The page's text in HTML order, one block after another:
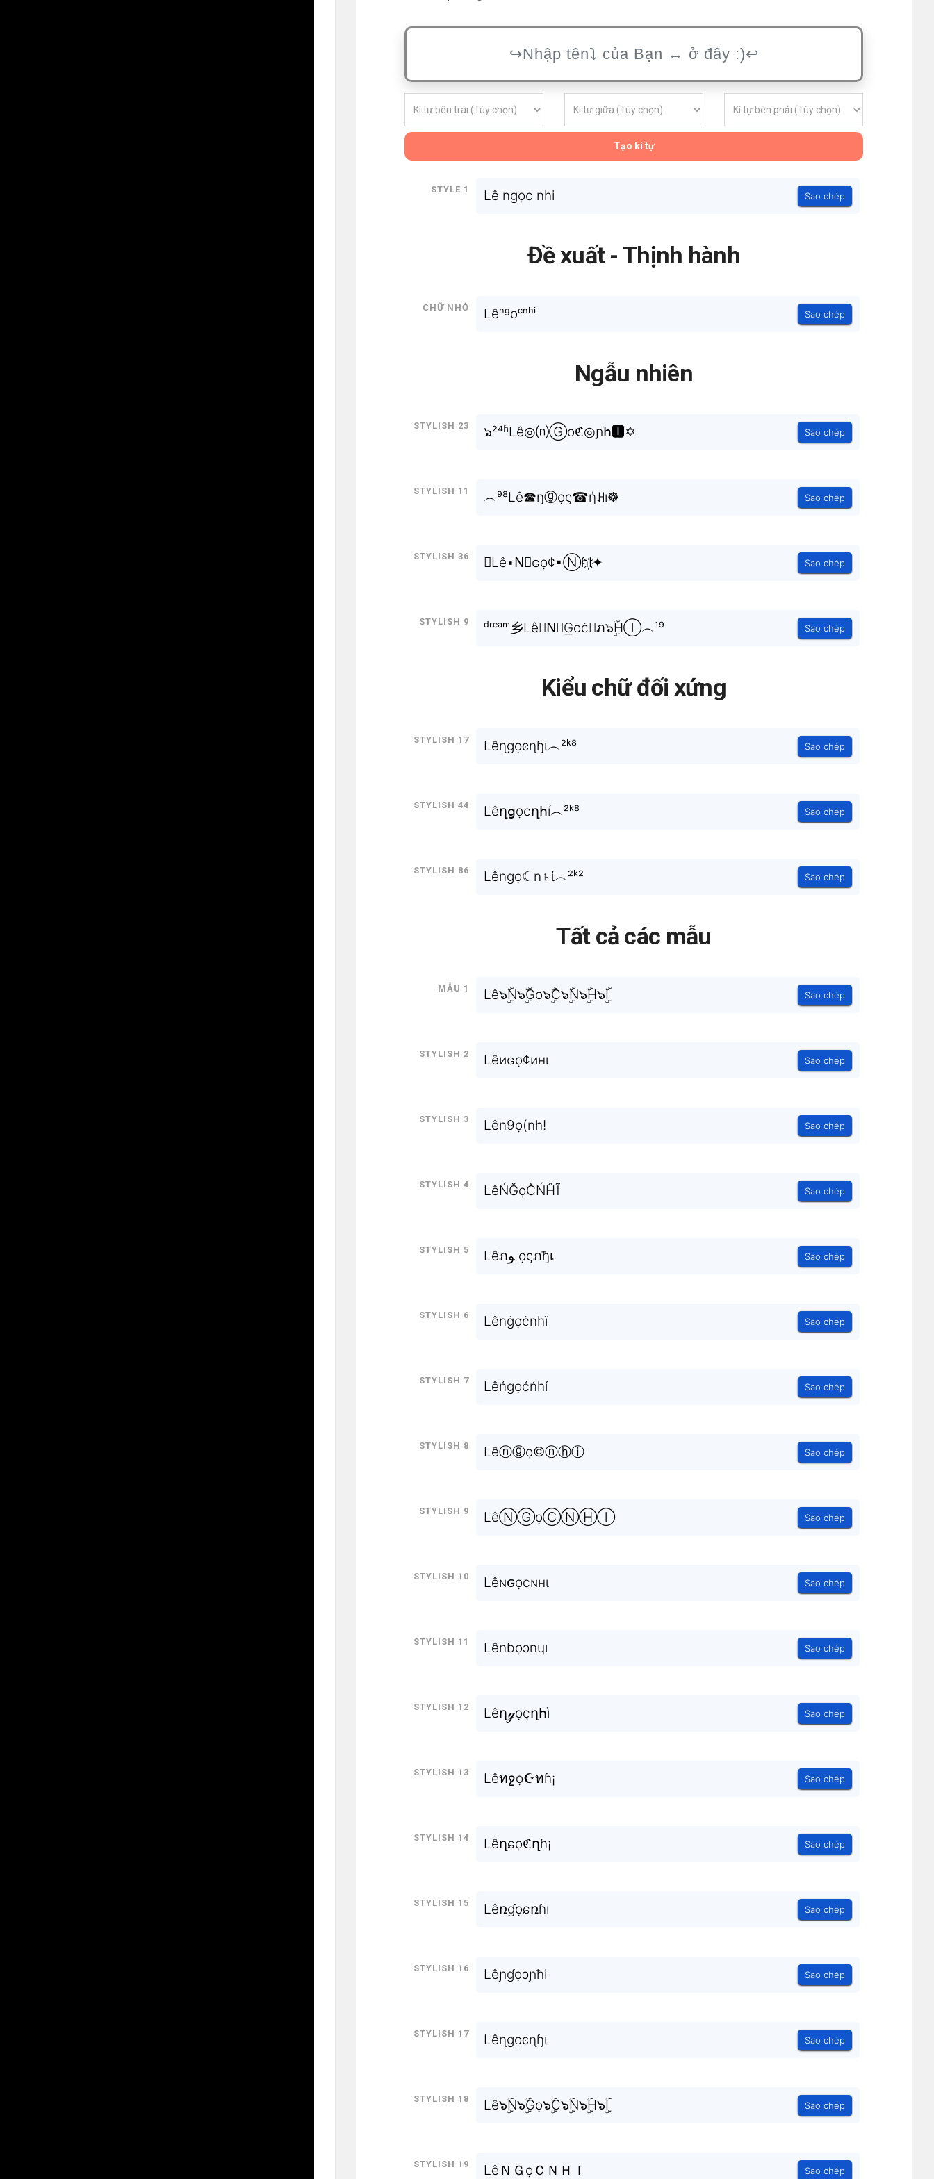
Tạo kí tự
Style 1 Lê ngọc nhi Sao chép
Đề xuất - Thịnh hành
Chữ nhỏ Lêⁿᵍọᶜⁿʰⁱ Sao chép
Ngẫu nhiên
Stylish 23 ๖²⁴ʱLê◎⒩Ⓖọℭ◎ɲհ🅸✡ Sao chép
Stylish 11 ︵⁹⁸Lê☎ŋⓖọς☎ήꃅı☸ Sao chép
Stylish 36 ☤Lê▪N⃣ɢọ¢▪ⓃɦI҉✦ Sao chép
Stylish 9 ᵈʳᵉᵃᵐ乡Lê♜N⃒G͟ọċ♜ภ๖ۣۜHⒾ︵¹⁹ Sao chép
Kiểu chữ đối xứng
Stylish 17 Lêɳɡọͼɳɧɩ︵²ᵏ⁸ Sao chép
Stylish 44 Lêղցọϲղհí︵²ᵏ⁸ Sao chép
Stylish 86 Lêngọ☾n♄ί︵²ᵏ² Sao chép
Tất cả các mẫu
Mẫu 1 Lê๖ۣۜN๖ۣۜGọ๖ۣۜC๖ۣۜN๖ۣۜH๖ۣۜI Sao chép
Stylish 2 Lêиɢọ¢инι Sao chép
Stylish 3 Lên9ọ(nh! Sao chép
Stylish 4 LêŃĞọČŃĤĨ Sao chép
Stylish 5 Lêภﻮ ọςภђเ Sao chép
Stylish 6 Lênġọċnhï Sao chép
Stylish 7 Lêńgọćńhí Sao chép
Stylish 8 Lêⓝⓖọ©ⓝⓗⓘ Sao chép
Stylish 9 LêⓃⒼọⒸⓃⒽⒾ Sao chép
Stylish 10 Lêɴԍọcɴнι Sao chép
Stylish 11 Lênɓọɔnɥı Sao chép
Stylish 12 Lêղℊọçղհì Sao chép
Stylish 13 Lêทջọ☪ทɦ¡ Sao chép
Stylish 14 Lêղɕọℭղɦ¡ Sao chép
Stylish 15 Lêռɠọɕռɦı Sao chép
Stylish 16 Lêɲɠọɔɲħɨ Sao chép
Stylish 17 Lêɳɡọͼɳɧɩ Sao chép
Stylish 18 Lê๖ۣۜN๖ۣۜGọ๖ۣۜC๖ۣۜN๖ۣۜH๖ۣۜI Sao chép
Stylish 19 LêＮＧọＣＮＨＩ Sao chép